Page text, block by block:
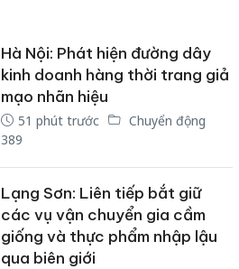
Hà Nội: Phát hiện đường dây
kinh doanh hàng thời trang giả
mạo nhãn hiệu
51 phút trước
Chuyển động
389
Lạng Sơn: Liên tiếp bắt giữ
các vụ vận chuyển gia cầm
giống và thực phẩm nhập lậu
qua biên giới